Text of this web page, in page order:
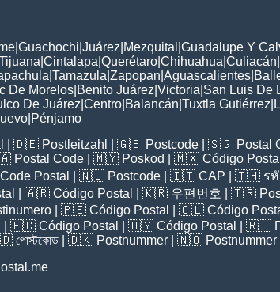
Guachochi Juárez Mezquital Guadalupe Y
Cintalapa Querétaro Chihuahua Culiacán
Tamazula Zapopan Aguascalientes
De Morelos Benito Juárez Victoria San Luis De
De Juárez Centro Balancán Tuxtla Gutiérrez
Pénjamo
| 🇩🇪 Postleitzahl | 🇬🇧 Postcode | 🇸🇬 Postal
Postal Code | 🇲🇾 Poskod | 🇲🇽 Código Postal
Code Postal | 🇳🇱 Postcode | 🇮🇹 CAP | 🇹🇭 ร
| 🇦🇷 Código Postal | 🇰🇷 우편번호 | 🇹🇷
| 🇵🇪 Código Postal | 🇨🇱 Código
| 🇪🇨 Código Postal | 🇺🇾 Código Postal | 🇷🇺
পোস্টকোড | 🇩🇰 Postnummer | 🇳🇴 Postnummer